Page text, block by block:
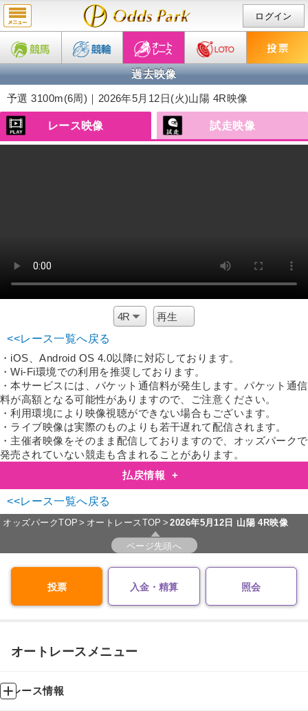
ログイン
過去映像
予選 3100m(6周)｜2026年5月12日(火)山陽 4R映像
レース映像 試走映像
<<レース一覧へ戻る
・iOS、Android OS 4.0以降に対応しております。
・Wi-Fi環境での利用を推奨しております。
・本サービスには、パケット通信料が発生します。パケット通信
料が高額となる可能性がありますので、ご注意ください。
・利用環境により映像視聴ができない場合もございます。
・ライブ映像は実際のものよりも若干遅れて配信されます。
・主催者映像をそのまま配信しておりますので、オッズパークで
発売されていない競走も含まれることがあります。
払戻情報
+
<<レース一覧へ戻る
オッズパークTOP オートレースTOP 2026年5月12日 山陽 4R映像
ページ先頭へ
投票 入金・精算 照会
オートレースメニュー
レース情報